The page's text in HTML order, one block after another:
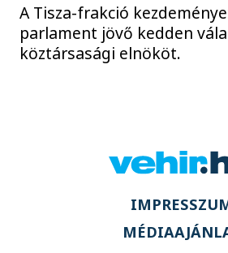
A Tisza-frakció
parlament jövő kedden
köztársasági elnököt.